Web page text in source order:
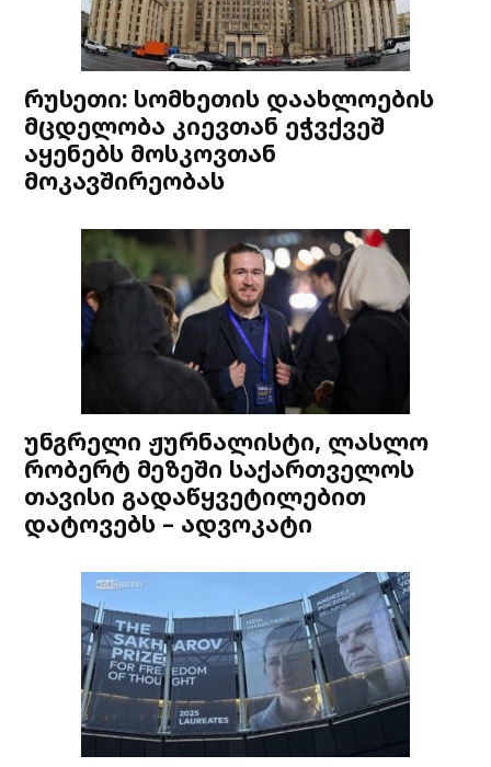
რუსეთი: სომხეთის დაახლოების
მცდელობა კიევთან ეჭვქვეშ
აყენებს მოსკოვთან
მოკავშირეობას
უნგრელი ჟურნალისტი, ლასლო
რობერტ მეზეში საქართველოს
თავისი გადაწყვეტილებით
დატოვებს – ადვოკატი